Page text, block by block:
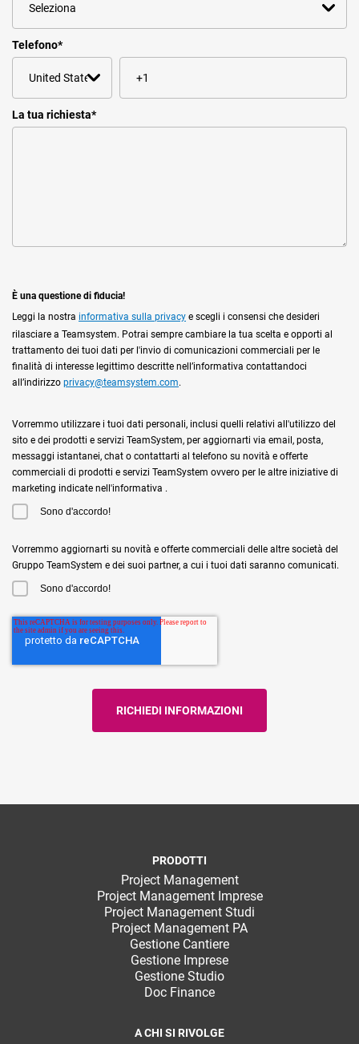
Telefono*
La tua richiesta*
È una questione di fiducia!
Leggi la nostra informativa sulla privacy e scegli i consensi che desideri
rilasciare a Teamsystem. Potrai sempre cambiare la tua scelta e opporti al
trattamento dei tuoi dati per l'invio di comunicazioni commerciali per le
finalità di interesse legittimo descritte nell’informativa contattandoci
all’indirizzo privacy@teamsystem.com.
Vorremmo utilizzare i tuoi dati personali, inclusi quelli relativi all'utilizzo del
sito e dei prodotti e servizi TeamSystem, per aggiornarti via email, posta,
messaggi istantanei, chat o contattarti al telefono su novità e offerte
commerciali di prodotti e servizi TeamSystem ovvero per le altre iniziative di
marketing indicate nell'informativa .
Sono d'accordo!
Vorremmo aggiornarti su novità e offerte commerciali delle altre società del
Gruppo TeamSystem e dei suoi partner, a cui i tuoi dati saranno comunicati.
Sono d'accordo!
PRODOTTI
Project Management
Project Management Imprese
Project Management Studi
Project Management PA
Gestione Cantiere
Gestione Imprese
Gestione Studio
Doc Finance
A CHI SI RIVOLGE